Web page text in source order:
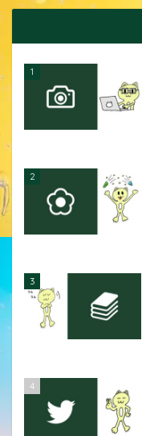
1
2
3
4